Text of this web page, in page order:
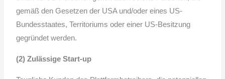
gemäß den Gesetzen der USA und/oder eines US-
Bundesstaates, Territoriums oder einer US-Besitzung
gegründet werden.
(2) Zulässige Start-up